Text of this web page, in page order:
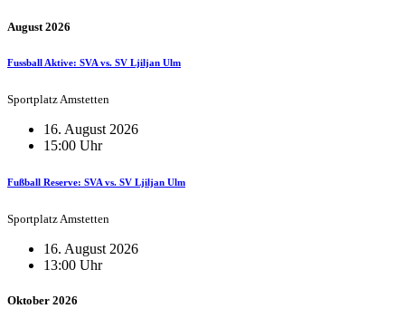
August 2026
Fussball Aktive: SVA vs. SV Ljiljan Ulm
Sportplatz Amstetten
16. August 2026
15:00 Uhr
Fußball Reserve: SVA vs. SV Ljiljan Ulm
Sportplatz Amstetten
16. August 2026
13:00 Uhr
Oktober 2026